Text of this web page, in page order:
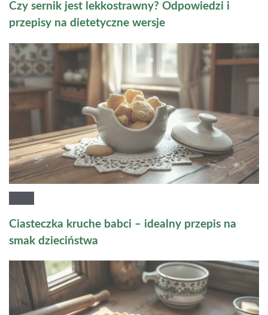
Czy sernik jest lekkostrawny? Odpowiedzi i
przepisy na dietetyczne wersje
Ciasteczka kruche babci – idealny przepis na
smak dzieciństwa